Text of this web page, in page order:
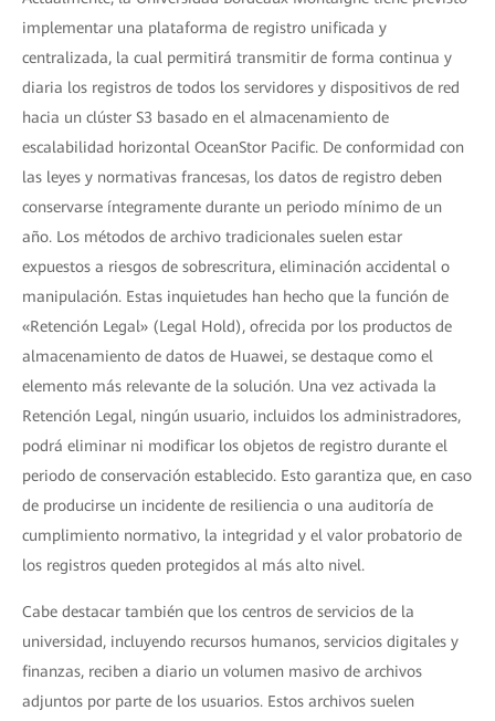
implementar una plataforma de registro unificada y
centralizada, la cual permitirá transmitir de forma continua y
diaria los registros de todos los servidores y dispositivos de red
hacia un clúster S3 basado en el almacenamiento de
escalabilidad horizontal OceanStor Pacific. De conformidad con
las leyes y normativas francesas, los datos de registro deben
conservarse íntegramente durante un periodo mínimo de un
año. Los métodos de archivo tradicionales suelen estar
expuestos a riesgos de sobrescritura, eliminación accidental o
manipulación. Estas inquietudes han hecho que la función de
«Retención Legal» (Legal Hold), ofrecida por los productos de
almacenamiento de datos de Huawei, se destaque como el
elemento más relevante de la solución. Una vez activada la
Retención Legal, ningún usuario, incluidos los administradores,
podrá eliminar ni modificar los objetos de registro durante el
periodo de conservación establecido. Esto garantiza que, en caso
de producirse un incidente de resiliencia o una auditoría de
cumplimiento normativo, la integridad y el valor probatorio de
los registros queden protegidos al más alto nivel.
Cabe destacar también que los centros de servicios de la
universidad, incluyendo recursos humanos, servicios digitales y
finanzas, reciben a diario un volumen masivo de archivos
adjuntos por parte de los usuarios. Estos archivos suelen